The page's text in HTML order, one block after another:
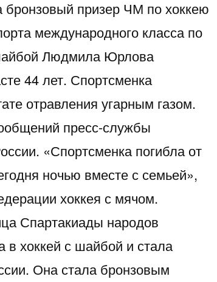
бронзовый призер ЧМ по хоккею
международного класса по
Людмила Юрлова
44 лет. Спортсменка
отравления угарным газом.
пресс-службы
«Спортсменка погибла от
ночью вместе с семьей»,
хоккея с мячом.
Спартакиады народов
хоккей с шайбой и стала
Она стала бронзовым